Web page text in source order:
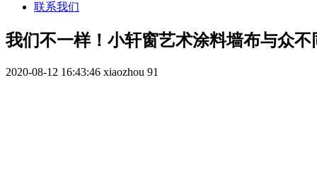
联系我们
我们不一样！小轩窗艺术涂料墙布与众不
2020-08-12 16:43:46 xiaozhou 91